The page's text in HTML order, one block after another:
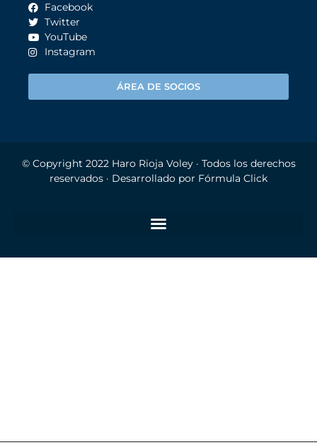
Facebook
Twitter
YouTube
Instagram
ÁREA DE SOCIOS
© Copyright 2022 Haro Rioja Voley· Todos los derechos
reservados · Desarrollado por Fórmula Click